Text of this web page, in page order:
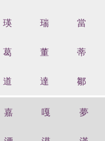
瑛 瑞 當
葛 董 蒂
道 達 鄒
嘉 嘎 夢